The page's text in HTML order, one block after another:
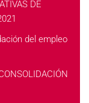
DE
del empleo